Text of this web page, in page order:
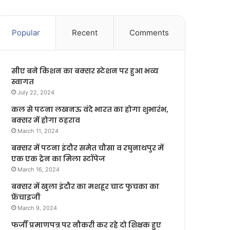
Popular Recent Comments
सीए बने किशन का बक्सर स्टेशन पर हुआ भव्य
स्वागत
July 22, 2024
कल से पटना लखनऊ वंदे भारत का होगा शुभारंभ,
बक्सर में होगा ठहराव
March 11, 2024
बक्सर में पटना इंदौर समेत चौसा व रघुनाथपुर में
एक एक ट्रेन का मिला स्टॉपेज
March 16, 2024
बक्सर में खुला इंदौर का मशहूर चाट फुचका का
फ्रेंचाइजी
March 9, 2024
फर्जी प्रमाणपत्र पर नौकरी कर रहे दो शिक्षक हुए